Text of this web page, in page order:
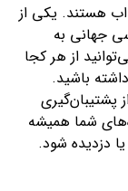
هستند. یکی از
جهانی به
از هر کجا
باشید.
پشتیبان‌گیری
شما همیشه
دزدیده شود.